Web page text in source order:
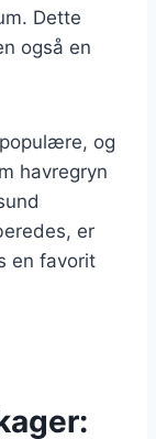
Dette
også en
og
havregryn
er
en favorit